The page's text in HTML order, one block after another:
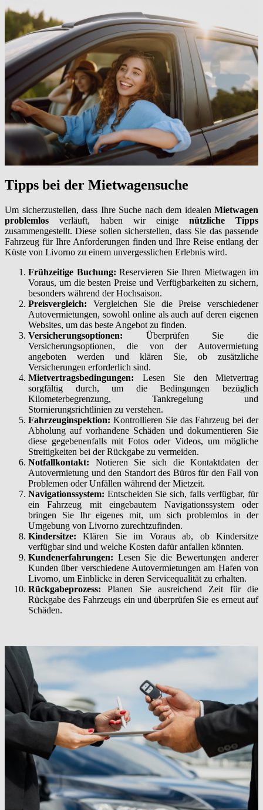
Tipps bei der Mietwagensuche
Um sicherzustellen, dass Ihre Suche nach dem idealen Mietwagen
problemlos verläuft, haben wir einige nützliche Tipps
zusammengestellt. Diese sollen sicherstellen, dass Sie das passende
Fahrzeug für Ihre Anforderungen finden und Ihre Reise entlang der
Küste von Livorno zu einem unvergesslichen Erlebnis wird.
Frühzeitige Buchung: Reservieren Sie Ihren Mietwagen im
Voraus, um die besten Preise und Verfügbarkeiten zu sichern,
besonders während der Hochsaison.
Preisvergleich: Vergleichen Sie die Preise verschiedener
Autovermietungen, sowohl online als auch auf deren eigenen
Websites, um das beste Angebot zu finden.
Versicherungsoptionen: Überprüfen Sie die
Versicherungsoptionen, die von der Autovermietung
angeboten werden und klären Sie, ob zusätzliche
Versicherungen erforderlich sind.
Mietvertragsbedingungen: Lesen Sie den Mietvertrag
sorgfältig durch, um die Bedingungen bezüglich
Kilometerbegrenzung, Tankregelung und
Stornierungsrichtlinien zu verstehen.
Fahrzeuginspektion: Kontrollieren Sie das Fahrzeug bei der
Abholung auf vorhandene Schäden und dokumentieren Sie
diese gegebenenfalls mit Fotos oder Videos, um mögliche
Streitigkeiten bei der Rückgabe zu vermeiden.
Notfallkontakt: Notieren Sie sich die Kontaktdaten der
Autovermietung und den Standort des Büros für den Fall von
Problemen oder Unfällen während der Mietzeit.
Navigationssystem: Entscheiden Sie sich, falls verfügbar, für
ein Fahrzeug mit eingebautem Navigationssystem oder
bringen Sie Ihr eigenes mit, um sich problemlos in der
Umgebung von Livorno zurechtzufinden.
Kindersitze: Klären Sie im Voraus ab, ob Kindersitze
verfügbar sind und welche Kosten dafür anfallen könnten.
Kundenerfahrungen: Lesen Sie die Bewertungen anderer
Kunden über verschiedene Autovermietungen am Hafen von
Livorno, um Einblicke in deren Servicequalität zu erhalten.
Rückgabeprozess: Planen Sie ausreichend Zeit für die
Rückgabe des Fahrzeugs ein und überprüfen Sie es erneut auf
Schäden.